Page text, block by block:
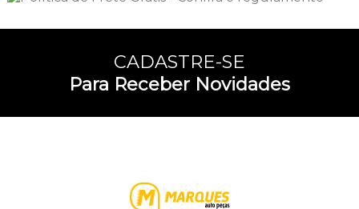
CADASTRE-SE
Para Receber Novidades